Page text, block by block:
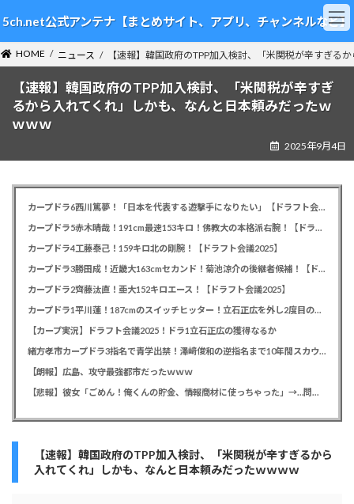
ン
テ
ン
ツ
ビ
ゲ
ー
シ
5ch.net公式アンテナ【まとめサイト、アプリ、チャンネルなど】
HOME ニュース 【速報】韓国政府のTPP加入検討、「米関税が辛すぎる
【速報】韓国政府のTPP加入検討、「米関税が辛すぎ
るから入れてくれ」しかも、なんと日本頼みだったｗ
ｗｗｗ
2025年9月4日
カープドラ6西川篤夢！「日本を代表する遊撃手になりたい」【ドラフト会議2025】
カープドラ5赤木晴哉！191cm最速153キロ！佛教大の本格派右腕！【ドラフト会議2025】
カープドラ4工藤泰己！159キロ北の剛腕！【ドラフト会議2025】
カープドラ3勝田成！近畿大163cmセカンド！菊池涼介の後継者候補！【ドラフト会議2025】
カープドラ2齊藤汰直！亜大152キロエース！【ドラフト会議2025】
カープドラ1平川蓮！187cmのスイッチヒッター！立石正広を外し2度目の重複も新井監督がクジを引き当てる！【ドラフト会議2025】
【カープ実況】ドラフト会議2025！ドラ1立石正広の獲得なるか
緒方孝市カープドラ3指名で青学出禁！澤﨑俊和の逆指名まで10年間スカウト出禁
【朗報】広島、攻守最強都市だったｗｗｗ
【悲報】彼女「ごめん！俺くんの貯金、情報商材に使っちゃった」→…問い詰めたらギャン泣きされたんだが俺が悪いのか？
【速報】韓国政府のTPP加入検討、「米関税が辛すぎるから
入れてくれ」しかも、なんと日本頼みだったｗｗｗｗ